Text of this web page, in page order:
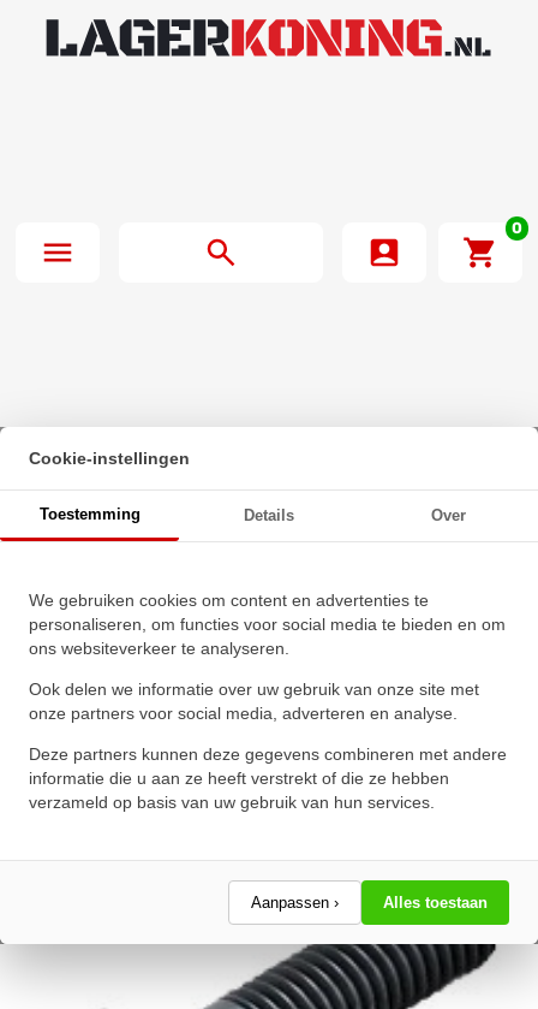
0
Beginpagina·
Zeskanttapbout Deeldraad DIN 931 M14x130mm 10.9
Onbehandeld
Cookie-instellingen
Toestemming Details Over
We gebruiken cookies om content en advertenties te
personaliseren, om functies voor social media te bieden en om
ons websiteverkeer te analyseren.
Ook delen we informatie over uw gebruik van onze site met
onze partners voor social media, adverteren en analyse.
Deze partners kunnen deze gegevens combineren met andere
informatie die u aan ze heeft verstrekt of die ze hebben
verzameld op basis van uw gebruik van hun services.
Aanpassen › Alles toestaan
Zeskanttapbout Deeldraad DIN
931 M14x130mm 10.9
Onbehandeld
Schrijf een review!